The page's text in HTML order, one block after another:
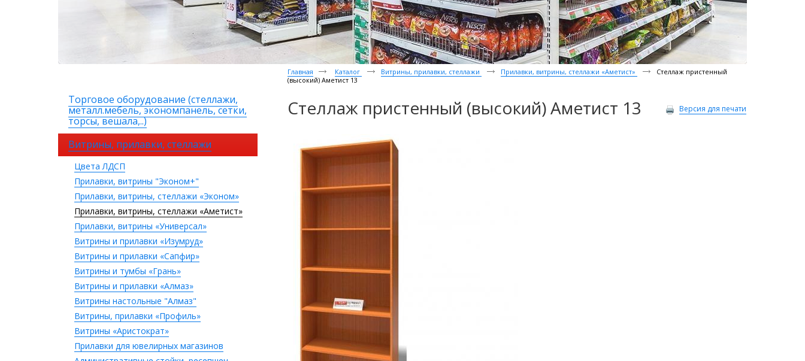
Торговое оборудование (стеллажи,
металл.мебель, экономпанель, сетки,
торсы, вешала,..)
Витрины, прилавки, стеллажи
Цвета ЛДСП
Прилавки, витрины "Эконом+"
Прилавки, витрины, стеллажи «Эконом»
Прилавки, витрины, стеллажи «Аметист»
Прилавки, витрины «Универсал»
Витрины и прилавки «Изумруд»
Витрины и прилавки «Сапфир»
Витрины и тумбы «Грань»
Витрины и прилавки «Алмаз»
Витрины настольные "Алмаз"
Витрины, прилавки «Профиль»
Витрины «Аристократ»
Прилавки для ювелирных магазинов
Главная Каталог Витрины, прилавки, стеллажи Прилавки, витрины, стеллажи «Аметист»
Стеллаж пристенный
(высокий) Аметист 13
Стеллаж пристенный (высокий) Аметист 13 Версия для печати